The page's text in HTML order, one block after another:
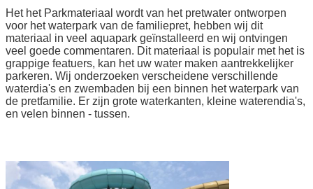
Het het Parkmateriaal wordt van het pretwater ontworpen
voor het waterpark van de familiepret, hebben wij dit
materiaal in veel aquapark geïnstalleerd en wij ontvingen
veel goede commentaren. Dit materiaal is populair met het is
grappige featuers, kan het uw water maken aantrekkelijker
parkeren. Wij onderzoeken verscheidene verschillende
waterdia's en zwembaden bij een binnen het waterpark van
de pretfamilie. Er zijn grote waterkanten, kleine waterendia's,
en velen binnen - tussen.